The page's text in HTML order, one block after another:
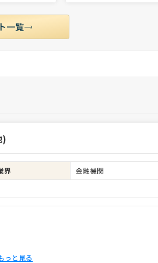
一覧
)
界
金融機関
っと見る